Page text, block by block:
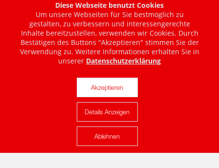
Karte anzeigen
Diese Webseite benutzt Cookies
Um unsere Webseiten für Sie bestmöglich zu
gestalten, zu verbessern und interessengerechte
Inhalte bereitzustellen, verwenden wir Cookies. Durch
Bestätigen des Buttons "Akzeptieren" stimmen Sie der
Verwendung zu. Weitere Informationen erhalten Sie in
unserer Datenschutzerklärung
Akzeptieren
Details Anzeigen
Ablehnen